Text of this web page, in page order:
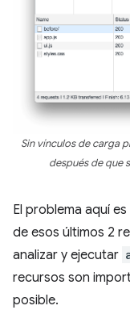
Sin vínculos de carga
después de que
El problema aquí
de esos últimos 2
analizar y ejecutar
recursos son
posible.